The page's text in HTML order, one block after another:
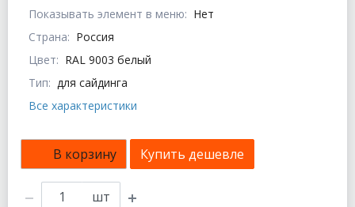
Показывать элемент в меню: Нет
Страна: Россия
Цвет: RAL 9003 белый
Тип: для сайдинга
Все характеристики
В корзину Купить дешевле
шт